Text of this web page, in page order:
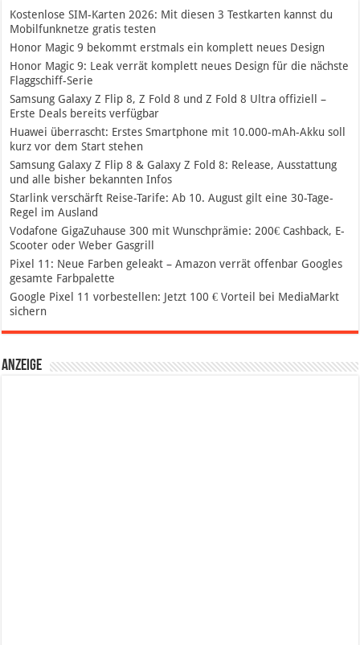
Kostenlose SIM-Karten 2026: Mit diesen 3 Testkarten kannst du
Mobilfunknetze gratis testen
Honor Magic 9 bekommt erstmals ein komplett neues Design
Honor Magic 9: Leak verrät komplett neues Design für die nächste
Flaggschiff-Serie
Samsung Galaxy Z Flip 8, Z Fold 8 und Z Fold 8 Ultra offiziell –
Erste Deals bereits verfügbar
Huawei überrascht: Erstes Smartphone mit 10.000-mAh-Akku soll
kurz vor dem Start stehen
Samsung Galaxy Z Flip 8 & Galaxy Z Fold 8: Release, Ausstattung
und alle bisher bekannten Infos
Starlink verschärft Reise-Tarife: Ab 10. August gilt eine 30-Tage-
Regel im Ausland
Vodafone GigaZuhause 300 mit Wunschprämie: 200€ Cashback, E-
Scooter oder Weber Gasgrill
Pixel 11: Neue Farben geleakt – Amazon verrät offenbar Googles
gesamte Farbpalette
Google Pixel 11 vorbestellen: Jetzt 100 € Vorteil bei MediaMarkt
sichern
Anzeige